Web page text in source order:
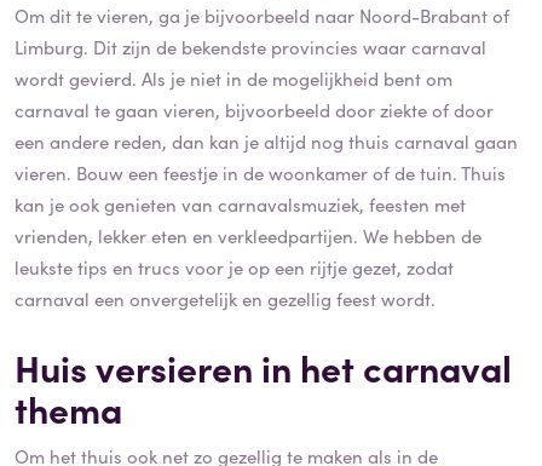
Om dit te vieren, ga je bijvoorbeeld naar Noord-Brabant of
Limburg. Dit zijn de bekendste provincies waar carnaval
wordt gevierd. Als je niet in de mogelijkheid bent om
carnaval te gaan vieren, bijvoorbeeld door ziekte of door
een andere reden, dan kan je altijd nog thuis carnaval gaan
vieren. Bouw een feestje in de woonkamer of de tuin. Thuis
kan je ook genieten van carnavalsmuziek, feesten met
vrienden, lekker eten en verkleedpartijen. We hebben de
leukste tips en trucs voor je op een rijtje gezet, zodat
carnaval een onvergetelijk en gezellig feest wordt.
Huis versieren in het carnaval
thema
Om het thuis ook net zo gezellig te maken als in de